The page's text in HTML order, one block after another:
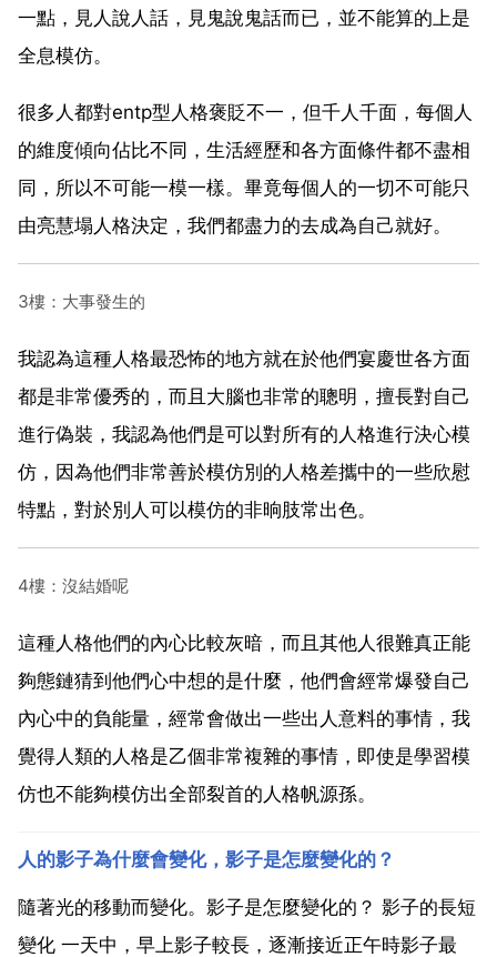
一點，見人說人話，見鬼說鬼話而已，並不能算的上是
全息模仿。
很多人都對entp型人格褒貶不一，但千人千面，每個人
的維度傾向佔比不同，生活經歷和各方面條件都不盡相
同，所以不可能一模一樣。畢竟每個人的一切不可能只
由亮慧塌人格決定，我們都盡力的去成為自己就好。
3樓：大事發生的
我認為這種人格最恐怖的地方就在於他們宴慶世各方面
都是非常優秀的，而且大腦也非常的聰明，擅長對自己
進行偽裝，我認為他們是可以對所有的人格進行決心模
仿，因為他們非常善於模仿別的人格差攜中的一些欣慰
特點，對於別人可以模仿的非晌肢常出色。
4樓：沒結婚呢
這種人格他們的內心比較灰暗，而且其他人很難真正能
夠態鏈猜到他們心中想的是什麼，他們會經常爆發自己
內心中的負能量，經常會做出一些出人意料的事情，我
覺得人類的人格是乙個非常複雜的事情，即使是學習模
仿也不能夠模仿出全部裂首的人格帆源孫。
人的影子為什麼會變化，影子是怎麼變化的？
隨著光的移動而變化。影子是怎麼變化的？ 影子的長短
變化 一天中，早上影子較長，逐漸接近正午時影子最